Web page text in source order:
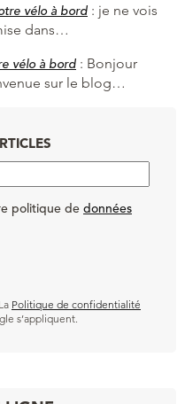
vélo à bord : je ne vois
dans…
vélo à bord : Bonjour
sur le blog…
politique de données
Politique de confidentialité
s’appliquent.